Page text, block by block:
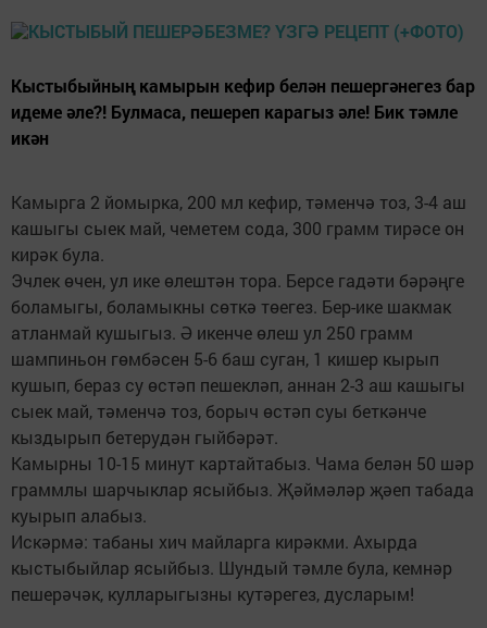
Кыстыбыйның камырын кефир белән пешергәнегез бар
идеме әле?! Булмаса, пешереп карагыз әле! Бик тәмле
икән
Камырга 2 йомырка, 200 мл кефир, тәменчә тоз, 3-4 аш
кашыгы сыек май, чеметем сода, 300 грамм тирәсе он
кирәк була.
Эчлек өчен, ул ике өлештән тора. Берсе гадәти бәрәңге
боламыгы, боламыкны сөткә төегез. Бер-ике шакмак
атланмай кушыгыз. Ә икенче өлеш ул 250 грамм
шампиньон гөмбәсен 5-6 баш суган, 1 кишер кырып
кушып, бераз су өстәп пешекләп, аннан 2-3 аш кашыгы
сыек май, тәменчә тоз, борыч өстәп суы беткәнче
кыздырып бетерудән гыйбәрәт.
Камырны 10-15 минут картайтабыз. Чама белән 50 шәр
граммлы шарчыклар ясыйбыз. Җәймәләр җәеп табада
куырып алабыз.
Искәрмә: табаны хич майларга кирәкми. Ахырда
кыстыбыйлар ясыйбыз. Шундый тәмле була, кемнәр
пешерәчәк, кулларыгызны кутәрегез, дусларым!